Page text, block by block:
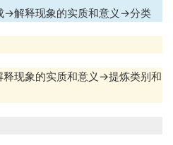
→解释现象的实质和意义 →分类
释现象的实质和意义 →提炼类别和